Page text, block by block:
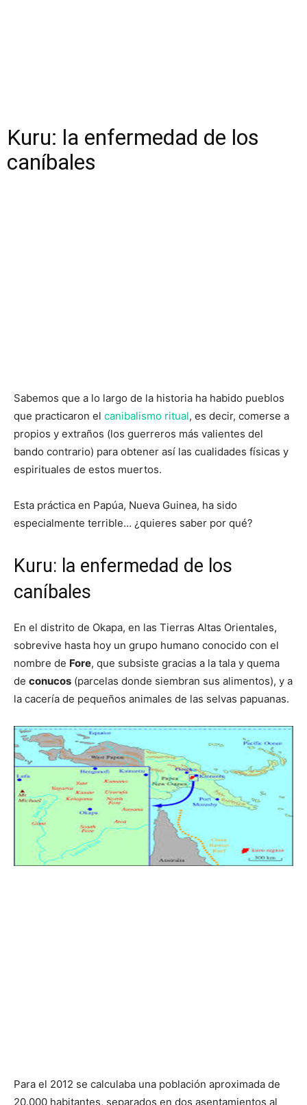
Kuru: la enfermedad de los
caníbales
Sabemos que a lo largo de la historia ha habido pueblos
que practicaron el canibalismo ritual, es decir, comerse a
propios y extraños (los guerreros más valientes del
bando contrario) para obtener así las cualidades físicas y
espirituales de estos muertos.
Esta práctica en Papúa, Nueva Guinea, ha sido
especialmente terrible… ¿quieres saber por qué?
Kuru: la enfermedad de los
caníbales
En el distrito de Okapa, en las Tierras Altas Orientales,
sobrevive hasta hoy un grupo humano conocido con el
nombre de Fore, que subsiste gracias a la tala y quema
de conucos (parcelas donde siembran sus alimentos), y a
la cacería de pequeños animales de las selvas papuanas.
Para el 2012 se calculaba una población aproximada de
20.000 habitantes, separados en dos asentamientos al